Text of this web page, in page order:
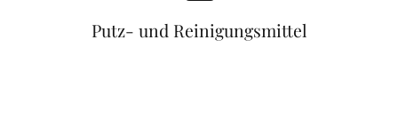
Putz- und Reinigungsmittel